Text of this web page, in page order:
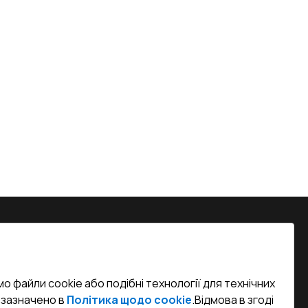
cookie або подібні технології для технічних
в Політика щодо cookie.Відмова в згоді